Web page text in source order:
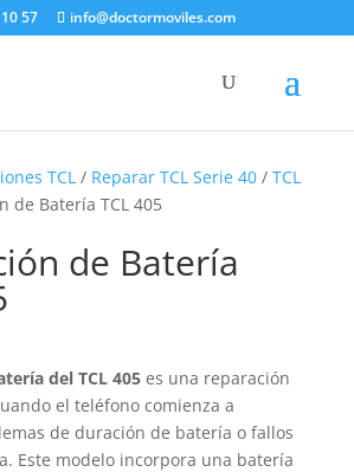
57 info@doctormoviles.com
TCL/ Reparar TCL Serie 40/ TCL
de Batería TCL 405
de Batería
del TCL 405es una reparación
el teléfono comienza a
de duración de batería o fallos
Este modelo incorpora una batería